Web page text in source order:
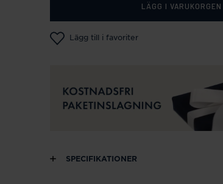
LÄGG I VARUKORGEN
Lägg till i favoriter
SPECIFIKATIONER